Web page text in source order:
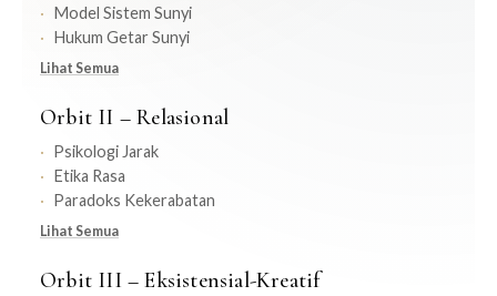
Model Sistem Sunyi
Hukum Getar Sunyi
Lihat Semua
Orbit II – Relasional
Psikologi Jarak
Etika Rasa
Paradoks Kekerabatan
Lihat Semua
Orbit III – Eksistensial-Kreatif